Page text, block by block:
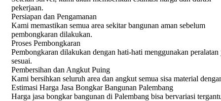
pekerjaan.
Persiapan dan Pengamanan
Kami memastikan semua area sekitar bangunan aman sebelum
pembongkaran dilakukan.
Proses Pembongkaran
Pembongkaran dilakukan dengan hati-hati menggunakan peralatan
sesuai.
Pembersihan dan Angkut Puing
Kami bersihkan seluruh area dan angkut semua sisa material
Estimasi Harga Jasa Bongkar Bangunan Palembang
Harga jasa bongkar bangunan di Palembang bisa bervariasi